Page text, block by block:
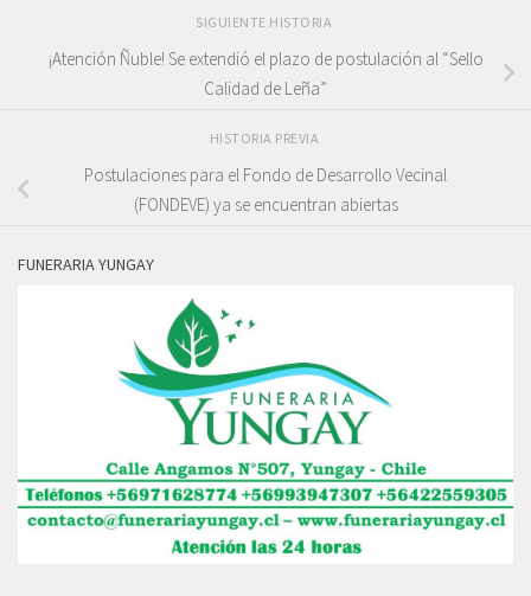
SIGUIENTE HISTORIA
¡Atención Ñuble! Se extendió el plazo de postulación al “Sello
Calidad de Leña”
HISTORIA PREVIA
Postulaciones para el Fondo de Desarrollo Vecinal
(FONDEVE) ya se encuentran abiertas
FUNERARIA YUNGAY